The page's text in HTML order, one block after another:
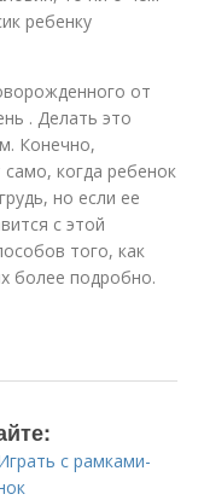
ребенку
от
. Делать это
Конечно,
когда ребенок
но если ее
с этой
того, как
более подробно.
с рамками-